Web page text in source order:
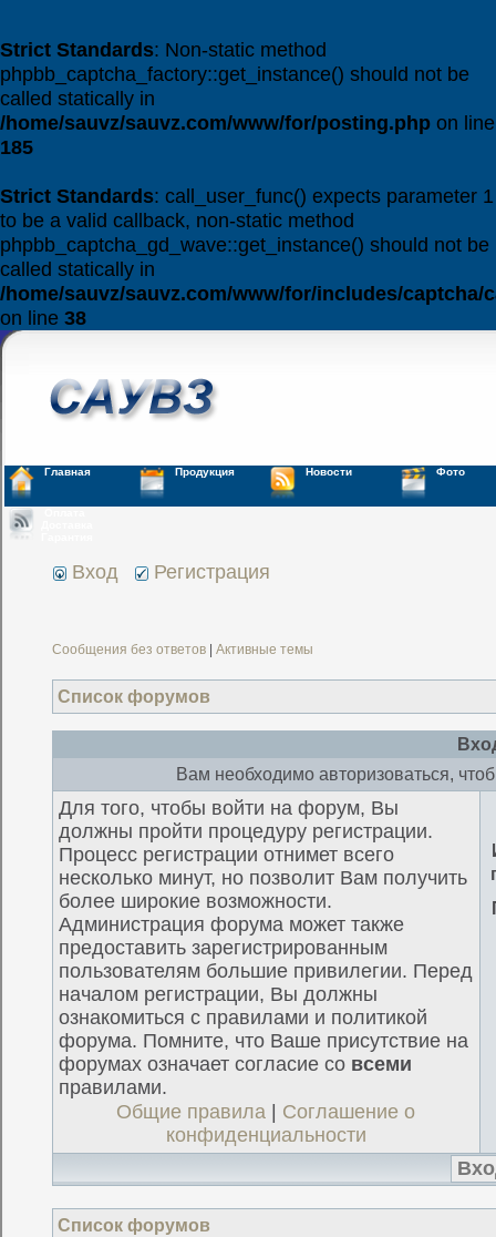
Strict Standards: Non-static method
phpbb_captcha_factory::get_instance() should not be
called statically in
/home/sauvz/sauvz.com/www/for/posting.php on line
185
Strict Standards: call_user_func() expects parameter 1
to be a valid callback, non-static method
phpbb_captcha_gd_wave::get_instance() should not be
called statically in
/home/sauvz/sauvz.com/www/for/includes/captcha/
on line 38
Главная Продукция Новости Фото
Вход Регистрация
Сообщения без ответов| Активные темы
Список форумов
Вам необходимо авторизоваться,
Для того, чтобы войти на форум, Вы
должны пройти процедуру регистрации.
Процесс регистрации отнимет всего
несколько минут, но позволит Вам получить
более широкие возможности.
Администрация форума может также
предоставить зарегистрированным
пользователям большие привилегии. Перед
началом регистрации, Вы должны
ознакомиться с правилами и политикой
форума. Помните, что Ваше присутствие на
форумах означает согласие со всеми
правилами.
Общие правила
Соглашение о
конфиденциальности
Список форумов